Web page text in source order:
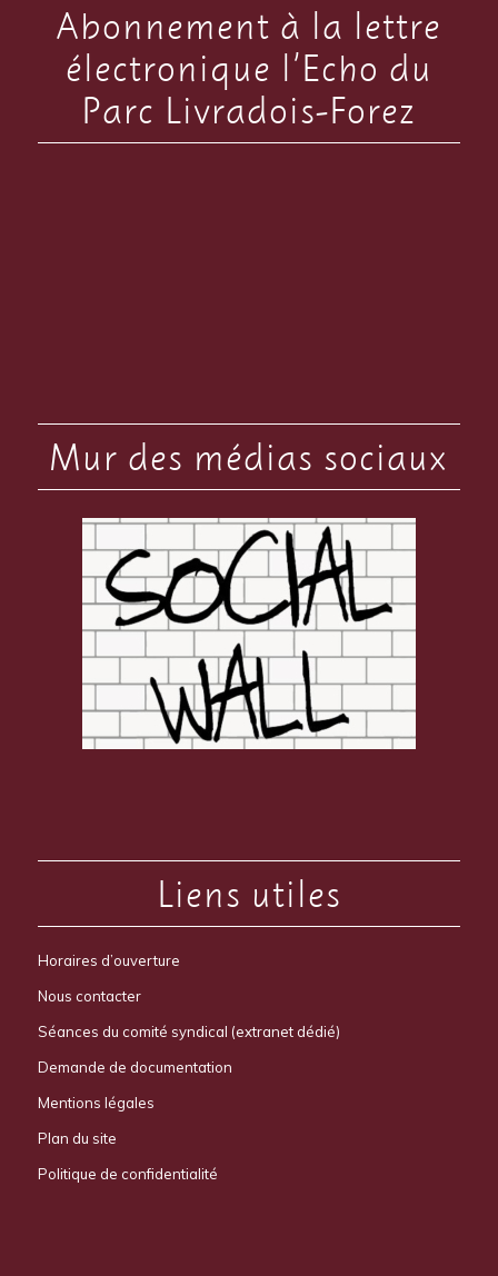
Abonnement à la lettre
électronique l’Echo du
Parc Livradois-Forez
Mur des médias sociaux
Liens utiles
Horaires d’ouverture
Nous contacter
Séances du comité syndical (extranet dédié)
Demande de documentation
Mentions légales
Plan du site
Politique de confidentialité